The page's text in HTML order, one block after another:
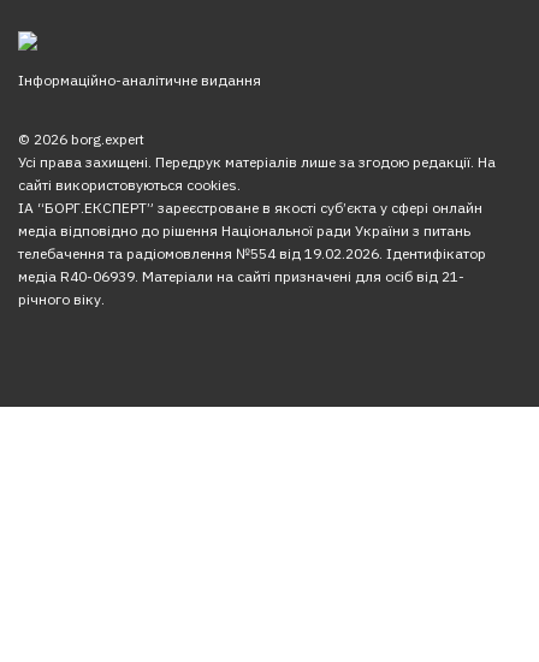
Інформаційно-аналітичне видання
© 2026 borg.expert
Усі права захищені. Передрук матеріалів лише за згодою редакції. На
сайті використовуються cookies.
ІА “БОРГ.ЕКСПЕРТ” зареєстроване в якості суб’єкта у сфері онлайн
медіа відповідно до рішення Національної ради України з питань
телебачення та радіомовлення №554 від 19.02.2026. Ідентифікатор
медіа R40-06939. Матеріали на сайті призначені для осіб від 21-
річного віку.